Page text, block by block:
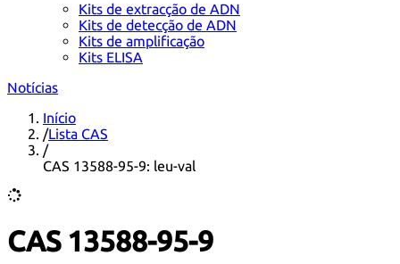
Kits de extracção de ADN
Kits de detecção de ADN
Kits de amplificação
Kits ELISA
Notícias
Início
/Lista CAS
/
CAS 13588-95-9: leu-val
CAS 13588-95-9